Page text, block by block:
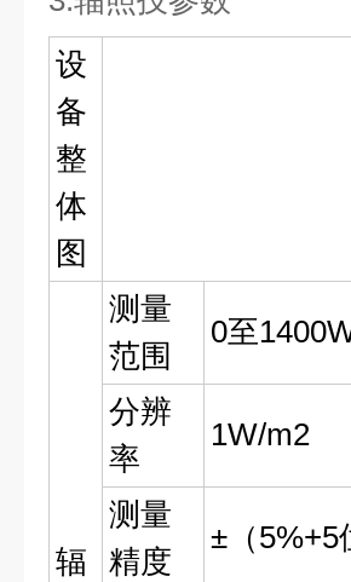
设
备
整
体
图
辐
测量
范围
0至
分辨
率
1W/m2
测量
精度
±（5%+5